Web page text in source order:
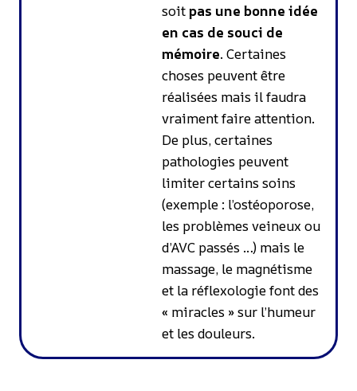
soitpas une bonne idée
en cas de souci de
mémoire. Certaines
choses peuvent être
réalisées mais il faudra
vraiment faire attention.
De plus, certaines
pathologies peuvent
limiter certains soins
(exemple : l’ostéoporose,
les problèmes veineux ou
d’AVC passés …) mais le
massage, le magnétisme
et la réflexologie font des
« miracles » sur l’humeur
et les douleurs.